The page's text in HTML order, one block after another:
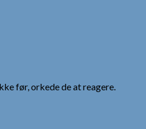
før, orkede de at reagere.